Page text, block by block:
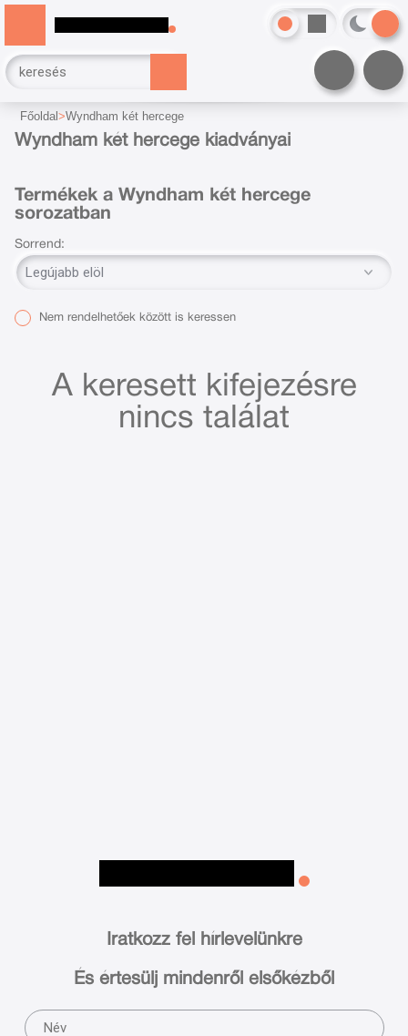
Főoldal Wyndham két hercege
Wyndham két hercege kiadványai
Termékek a Wyndham két hercege
sorozatban
Sorrend:
Nem rendelhetőek között is keressen
A keresett kifejezésre
nincs találat
Iratkozz fel hírlevelünkre
És értesülj mindenről elsőkézből